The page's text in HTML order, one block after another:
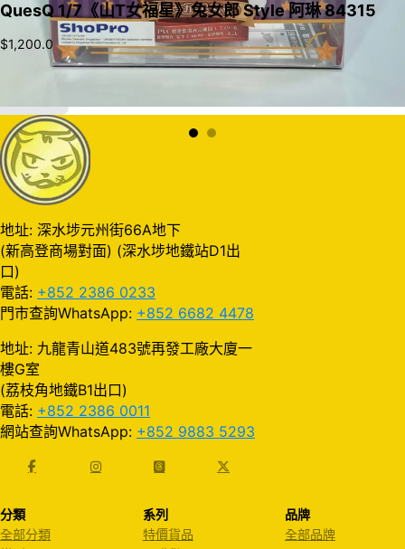
QuesQ 1/7《山T女福星》兔女郎 Style 阿琳 84315
$1,200.0
地址: 深水埗元州街66A地下
(新高登商場對面) (深水埗地鐵站D1出
口)
電話: +852 2386 0233
門市查詢WhatsApp: +852 6682 4478
地址: 九龍青山道483號再發工廠大廈一
樓G室
(荔枝角地鐵B1出口)
電話: +852 2386 0011
網站查詢WhatsApp: +852 9883 5293
分類
全部分類
系列
特價貨品
品牌
全部品牌